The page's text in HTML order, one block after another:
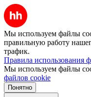
Мы используем файлы
правильную работу
трафик.
Правила использования
Мы используем файлы
файлов cookie
Понятно